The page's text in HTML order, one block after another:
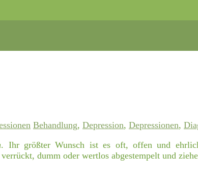
Behandlung, Depression, Depressionen,
. Ihr größter Wunsch ist es oft, offen und
dumm oder wertlos abgestempelt und